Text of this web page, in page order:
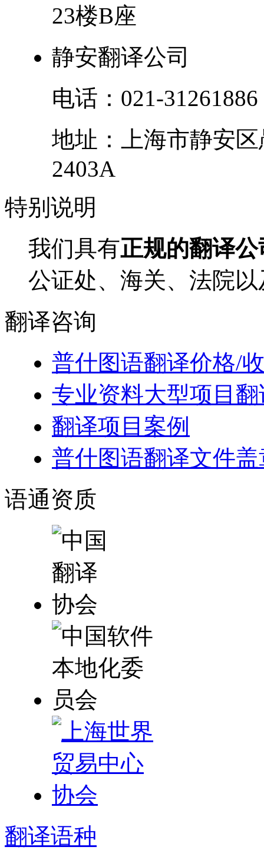
23楼B座
静安翻译公司
电话： 021-31261886
地址：
上海市静安区
2403A
特别 说明
我们具有正规的翻译
公证处、海关、法院
翻译咨询
普什图语翻译价格/
专业资料大型项目翻
翻译项目案例
普什图语翻译文件盖
语通资质
翻译语种